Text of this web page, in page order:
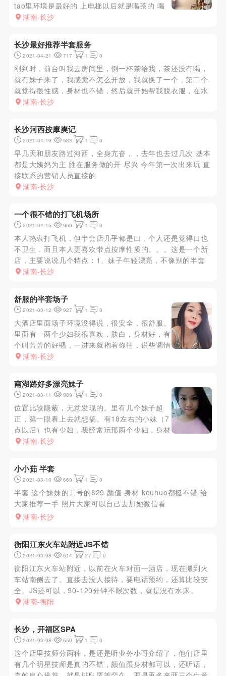
tao里环境是最好的 上电梯以后就是喝茶的 喝
了一杯给我带房间里房间环境也是非常不错的
带了一个看着还行的就没换和我说后面还有十多
二十个技师 ...
湖南-长沙
长沙最好推荐半套服务
2021-04-21 717 1 0
刚到时，前台叫我去房间里，倒一杯茶给我，茶还没有喝，
就有妹子来了，我感觉不怎么开放，我就换了一个，第二个
就觉得很性感，身材也不错，然后就开始帮我脱衣服，在水
床上洗澡，水床服务做完后就坐椅子上用b蹭我舔我耳朵咪
一会我就射了，射...
湖南-长沙
长沙河西按摩爽记
2021-04-19 583 1 0
早几天和朋友路过河西，全身亢奋，，去年也去过几次 基本
都是大姨妈为主 胜在服务做的开 尽兴 今年第一次出来玩 直
接联系的营销人员直接的
湖南-长沙
一个很不错的打飞机场所
2021-04-15 960 1 0
本人热衷打飞机，但半套店几乎都是口，个人还是觉得口也
不卫生，而且本人更喜欢带点按摩性质的。。。这是一个新
店，主要说说几个特点：1、妹子年轻漂亮，不像别的半套
店里的老阿姨，这个店的技师普遍年轻漂亮，重点推荐88
按摩推油，最后开始“...
湖南-长沙
舒服的半套场子
2021-03-12 927 1 0
大酒店里面场子环境没得说，很安全，很舒服。
里面有一两个少妇我很喜欢，肤白，身材好，有
个叫芳芳的好骚，一进来就抱着你扭，说些调情
的话。真没法抗拒。胸部有肉，手感不错。脱了
湖南-长沙
南湖路好多漂亮妹子
2021-03-11 989 1 0
位置比较隐蔽，无意发现的。里有几个妹子超
正，第一眼看上去就想搞。有18左右的小妹（7
点以后）也有少妇，我经常玩那两个少妇，身材
丰满，肤白，长的也可以，性格也开放，服务热
次。微胖，手感很好，超有感觉。
湖南-长沙
小小茹 半套
2021-03-10 669 1 0
半套 这个妹妹的工号的829 颜值 身材 kouhuo都挺不错 给
大家推荐一手 照片大家可以自己去加她微信看
湖南-长沙
衡阳江东火车站附近JS不错
2021-03-08 614 27 0
衡阳江东火车站附近，以前在火车对面一酒店，现在搬到火
车站南侧去了。直接去没人接待，要电话预约，还算比较安
全。JS还可以，90-120分钟不限次数，就是没有水床。
湖南-衡阳
长沙，开福区SPA
2021-03-08 650 1 0
这个店里技师分两种，是还是听业务小哥介绍了，他们店里
有几个明星技师是真的不错，颜值跟身材都可以，还听话，